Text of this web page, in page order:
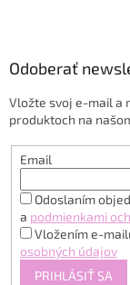
Odoberať
Vložte svoj e-mail a
produktoch na
Email
Odoslaním
a podmienkami
Vložením e-
osobných údajov
PRIHLÁSIŤ SA